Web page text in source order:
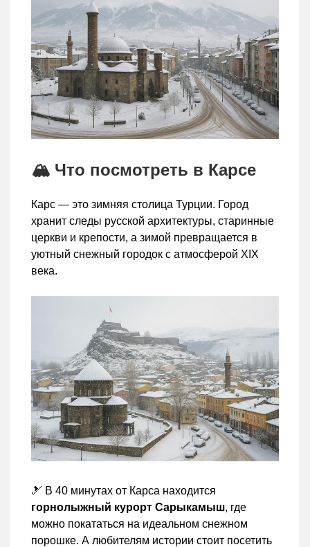
🏔️ Что посмотреть в Карсе
Карс — это зимняя столица Турции. Город
хранит следы русской архитектуры, старинные
церкви и крепости, а зимой превращается в
уютный снежный городок с атмосферой XIX
века.
🎿 В 40 минутах от Карса находится
горнолыжный курорт Сарыкамыш, где
можно покататься на идеальном снежном
порошке. А любителям истории стоит посетить